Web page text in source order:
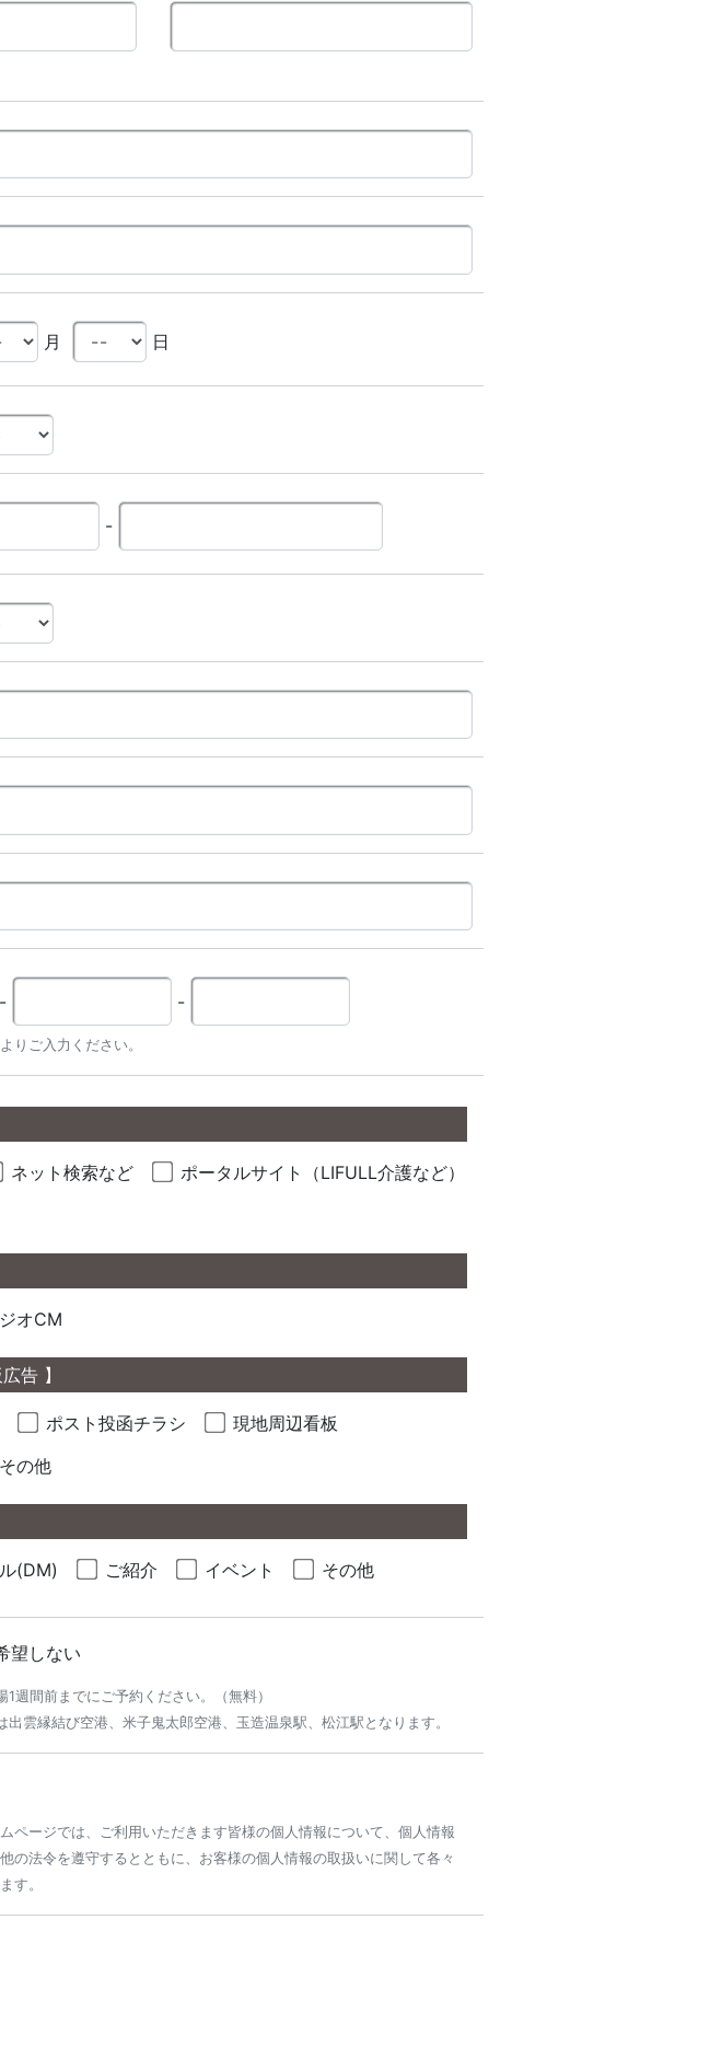
月 日
-
- -
りご入力ください。
ネット検索など
ポータルサイト（LIFULL介護など）
オCM
告 】
ポスト投函チラシ
現地周辺看板
の他
(DM) ご紹介 イベント その他
望しない
週間前までにご予約ください。（無料）
雲縁結び空港、米子鬼太郎空港、玉造温泉駅、松江駅となります。
ページでは、ご利用いただきます皆様の個人情報について、個人情報
の法令を遵守するとともに、お客様の個人情報の取扱いに関して各々
す。